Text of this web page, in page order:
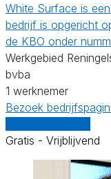
White Surface is
bedrijf is opgericht
de KBO onder
Werkgebied
bvba
1 werknemer
Bezoek
Gratis - Vrijblijvend